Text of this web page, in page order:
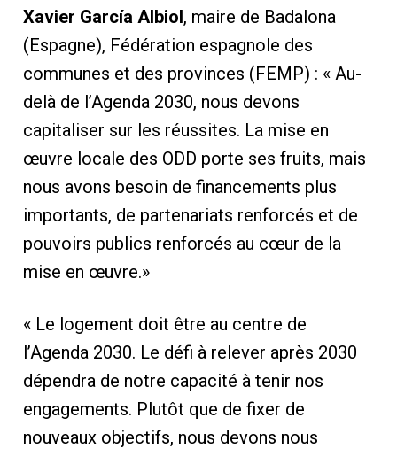
Xavier García Albiol, maire de Badalona
(Espagne), Fédération espagnole des
communes et des provinces (FEMP) : « Au-
delà de l’Agenda 2030, nous devons
capitaliser sur les réussites. La mise en
œuvre locale des ODD porte ses fruits, mais
nous avons besoin de financements plus
importants, de partenariats renforcés et de
pouvoirs publics renforcés au cœur de la
mise en œuvre.»
« Le logement doit être au centre de
l’Agenda 2030. Le défi à relever après 2030
dépendra de notre capacité à tenir nos
engagements. Plutôt que de fixer de
nouveaux objectifs, nous devons nous